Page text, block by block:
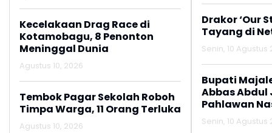
Kecelakaan Drag Race di
Kotamobagu, 8 Penonton
Meninggal Dunia
Agustus 10, 2026
Tembok Pagar Sekolah Roboh
Timpa Warga, 11 Orang Terluka
Agustus 10, 2026
Drakor ‘Our
Tayang di
Senin, 10 Agustus
Bupati
Abbas
Pahlawan
Senin, 10 Agustus